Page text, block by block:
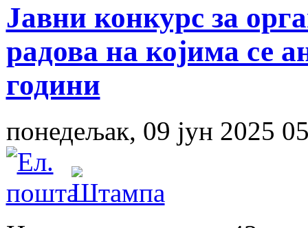
Јавни конкурс за
радова на којима се
години
понедељак, 09 јун 2025